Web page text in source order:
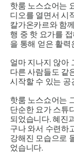
핫룸 노스쇼어는
디오를 열면서 시
칼가온카르와 함
행 중 핫 요가를
을 통해 얻은 활력
얼마 지나지 않아
다른 사람들도 같
시작할 수 있는 공
핫룸 노스쇼어는
단순한 요가 스튜
되었습니다. 혜진
구나 와서 수련하
강해진 모습으로
었습니다.